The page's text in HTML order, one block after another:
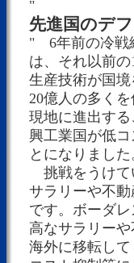
"
先進国のデ
" 6年前の冷戦
は、それ以前
生産技術が国
20億人の多く
現地に進出す
興工業国が低
とになりました
挑戦をうけて
サラリーや不
です。ボーダ
高なサラリー
海外に移転し